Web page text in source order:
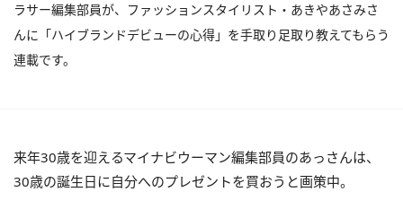
ラサー編集部員が、ファッションスタイリスト・あきやあさみさ
んに「ハイブランドデビューの心得」を手取り足取り教えてもらう
連載です。
来年30歳を迎えるマイナビウーマン編集部員のあっさんは、
30歳の誕生日に自分へのプレゼントを買おうと画策中。